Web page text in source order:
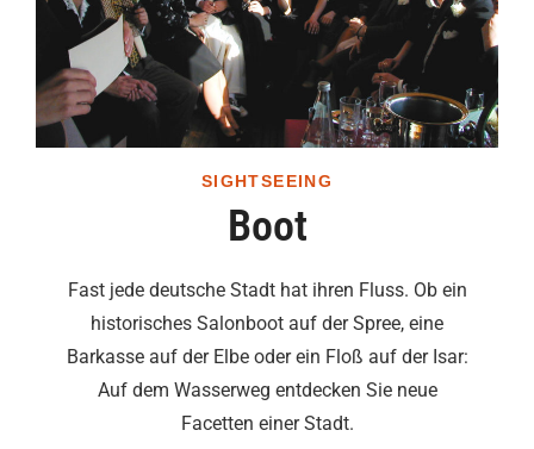
SIGHTSEEING
Boot
Fast jede deutsche Stadt hat ihren Fluss. Ob ein
historisches Salonboot auf der Spree, eine
Barkasse auf der Elbe oder ein Floß auf der Isar:
Auf dem Wasserweg entdecken Sie neue
Facetten einer Stadt.